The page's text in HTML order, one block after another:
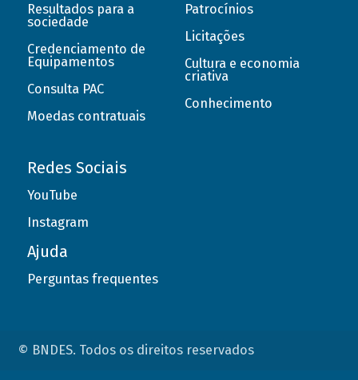
Resultados para a
sociedade
Credenciamento de
Equipamentos
Consulta PAC
Moedas contratuais
Patrocínios
Licitações
Cultura e economia
criativa
Conhecimento
Redes Sociais
YouTube
Instagram
Ajuda
Perguntas frequentes
© BNDES. Todos os direitos reservados